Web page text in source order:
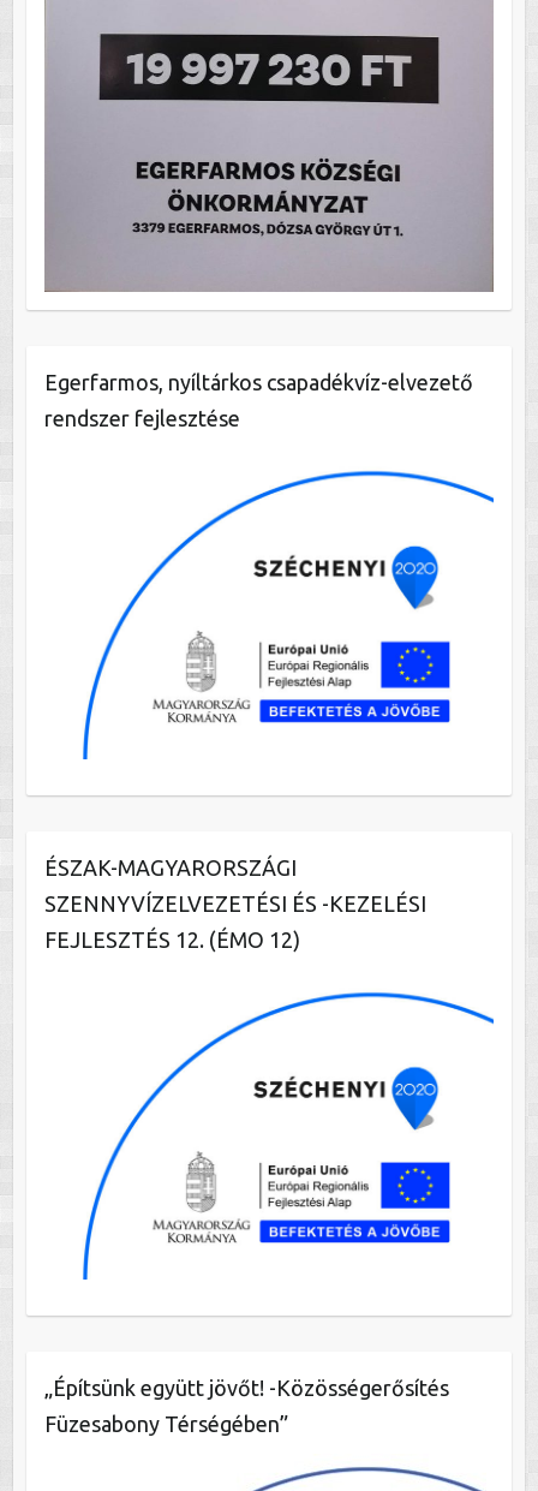
Egerfarmos, nyíltárkos csapadékvíz-elvezető
rendszer fejlesztése
ÉSZAK-MAGYARORSZÁGI
SZENNYVÍZELVEZETÉSI ÉS -KEZELÉSI
FEJLESZTÉS 12. (ÉMO 12)
„Építsünk együtt jövőt! -Közösségerősítés
Füzesabony Térségében”